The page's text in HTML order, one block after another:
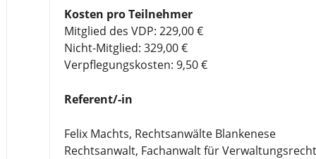
Kosten pro Teilnehmer
Mitglied des VDP: 229,00 €
Nicht-Mitglied: 329,00 €
Verpflegungskosten: 9,50 €
Referent/-in
Felix Machts, Rechtsanwälte Blankenese
Rechtsanwalt, Fachanwalt für